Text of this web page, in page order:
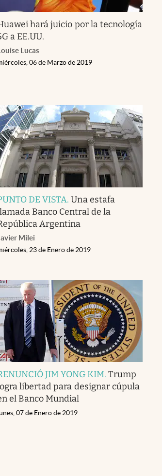
hará juicio por la tecnología
a EE.UU.
Lucas
06 de Marzo de 2019
DE VISTA.Una estafa
Banco Central de la
Argentina
Milei
23 de Enero de 2019
JIM YONG KIM. Trump
libertad para designar cúpula
el Banco Mundial
07 de Enero de 2019